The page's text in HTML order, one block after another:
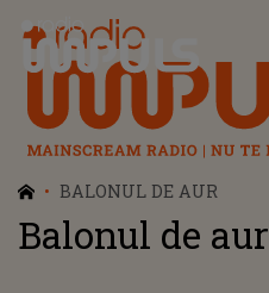
Radio Impuls
BALONUL DE AUR
Balonul de aur